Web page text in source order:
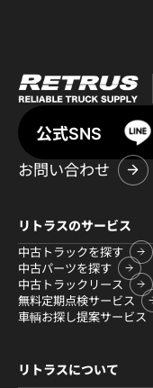
公式SNS
お問い合わせ
リトラスのサービス
中古トラックを探す
中古パーツを探す
中古トラックリース
無料定期点検サービス
車輌お探し提案サービス
リトラスについて